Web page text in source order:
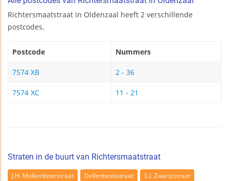
Richtersmaatstraat in Oldenzaal heeft 2 verschillende
postcodes.
Postcode Nummers
7574 XB 2 - 36
7574 XC 11 - 21
Straten in de buurt van Richtersmaatstraat
J.H. Molkenboerstraat Dellenbeekstraat
S.I. Zwartzstraat